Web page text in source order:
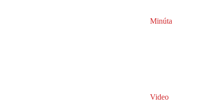
Minúta
Video